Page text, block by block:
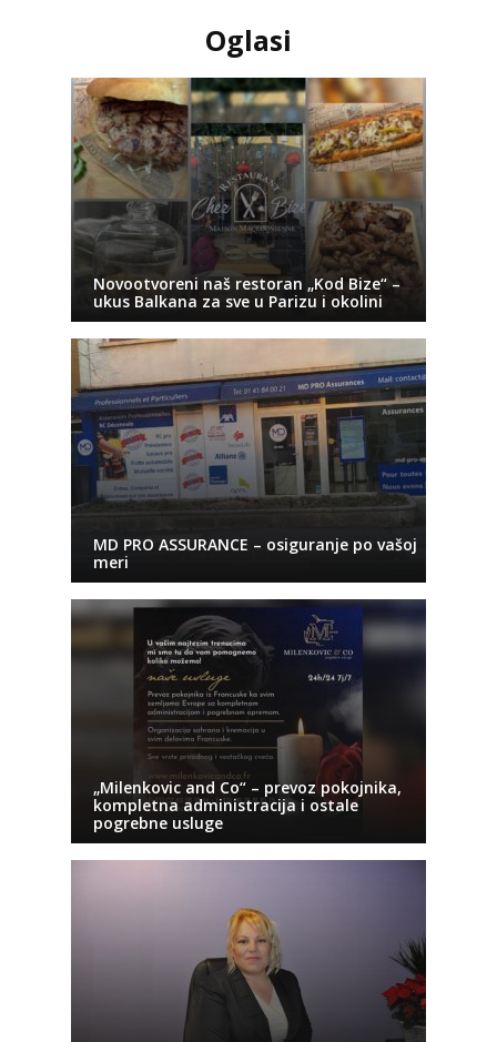
Oglasi
Novootvoreni naš restoran „Kod Bize“ –
ukus Balkana za sve u Parizu i okolini
MD PRO ASSURANCE – osiguranje po vašoj
meri
„Milenkovic and Co“ – prevoz pokojnika,
kompletna administracija i ostale
pogrebne usluge